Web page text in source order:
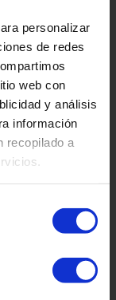
personalizar
de redes
web con
y análisis
información
recopilado a